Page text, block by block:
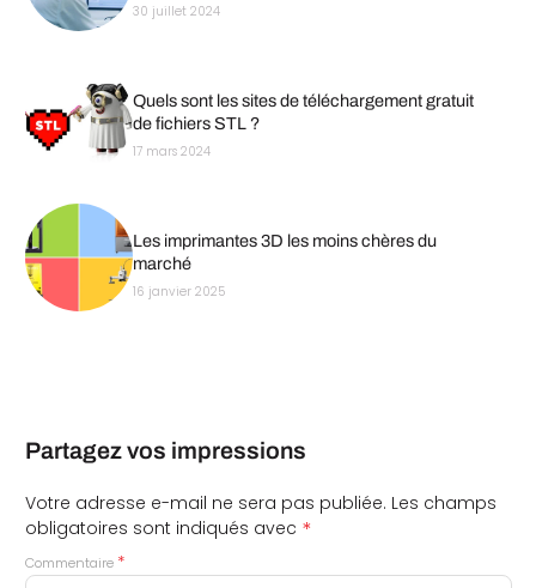
30 juillet 2024
Quels sont les sites de téléchargement gratuit
de fichiers STL ?
17 mars 2024
Les imprimantes 3D les moins chères du
marché
16 janvier 2025
Partagez vos impressions
Votre adresse e-mail ne sera pas publiée. Les champs
obligatoires sont indiqués avec *
Commentaire *